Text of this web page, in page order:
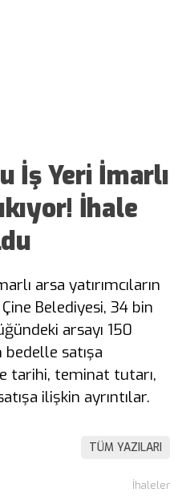
İş Yeri İmarlı
İhale
arsa yatırımcıların
Belediyesi, 34 bin
arsayı 150
satışa
tarihi, teminat tutarı,
ilişkin ayrıntılar.
TÜM YAZILARI
İhaleler